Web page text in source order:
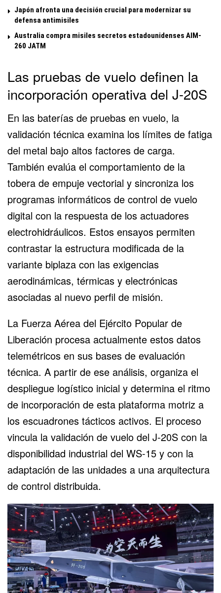
Japón afronta una decisión crucial para modernizar su
defensa antimisiles
Australia compra misiles secretos estadounidenses AIM-
260 JATM
Las pruebas de vuelo definen la
incorporación operativa del J-20S
En las baterías de pruebas en vuelo, la
validación técnica examina los límites de fatiga
del metal bajo altos factores de carga.
También evalúa el comportamiento de la
tobera de empuje vectorial y sincroniza los
programas informáticos de control de vuelo
digital con la respuesta de los actuadores
electrohidráulicos. Estos ensayos permiten
contrastar la estructura modificada de la
variante biplaza con las exigencias
aerodinámicas, térmicas y electrónicas
asociadas al nuevo perfil de misión.
La Fuerza Aérea del Ejército Popular de
Liberación procesa actualmente estos datos
telemétricos en sus bases de evaluación
técnica. A partir de ese análisis, organiza el
despliegue logístico inicial y determina el ritmo
de incorporación de esta plataforma motriz a
los escuadrones tácticos activos. El proceso
vincula la validación de vuelo del J-20S con la
disponibilidad industrial del WS-15 y con la
adaptación de las unidades a una arquitectura
de control distribuida.